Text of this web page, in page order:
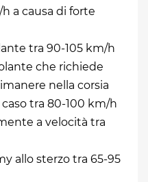
a causa di forte
tra 90-105 km/h
che richiede
nella corsia
tra 80-100 km/h
a velocità tra
allo sterzo tra 65-95